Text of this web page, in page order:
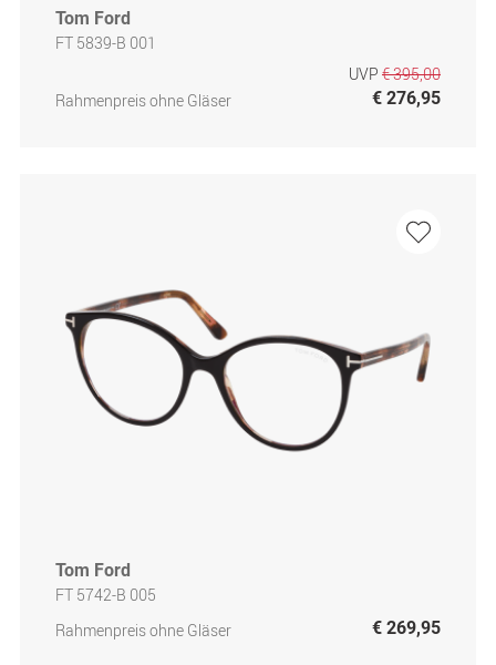
Tom Ford
FT 5839-B 001
Rahmenpreis ohne Gläser
UVP € 395,00
€ 276,95
Tom Ford
FT 5742-B 005
Rahmenpreis ohne Gläser
€ 269,95